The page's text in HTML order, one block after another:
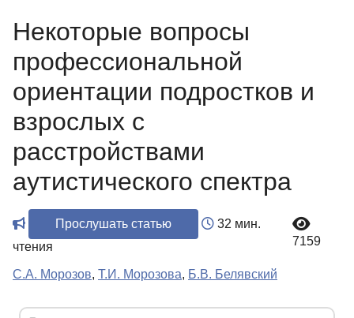
Некоторые вопросы
профессиональной
ориентации подростков и
взрослых с
расстройствами
аутистического спектра
Прослушать статью
32 мин.
чтения
7159
С.А. Морозов, Т.И. Морозова, Б.В. Белявский